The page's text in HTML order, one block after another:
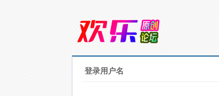
登录用户名